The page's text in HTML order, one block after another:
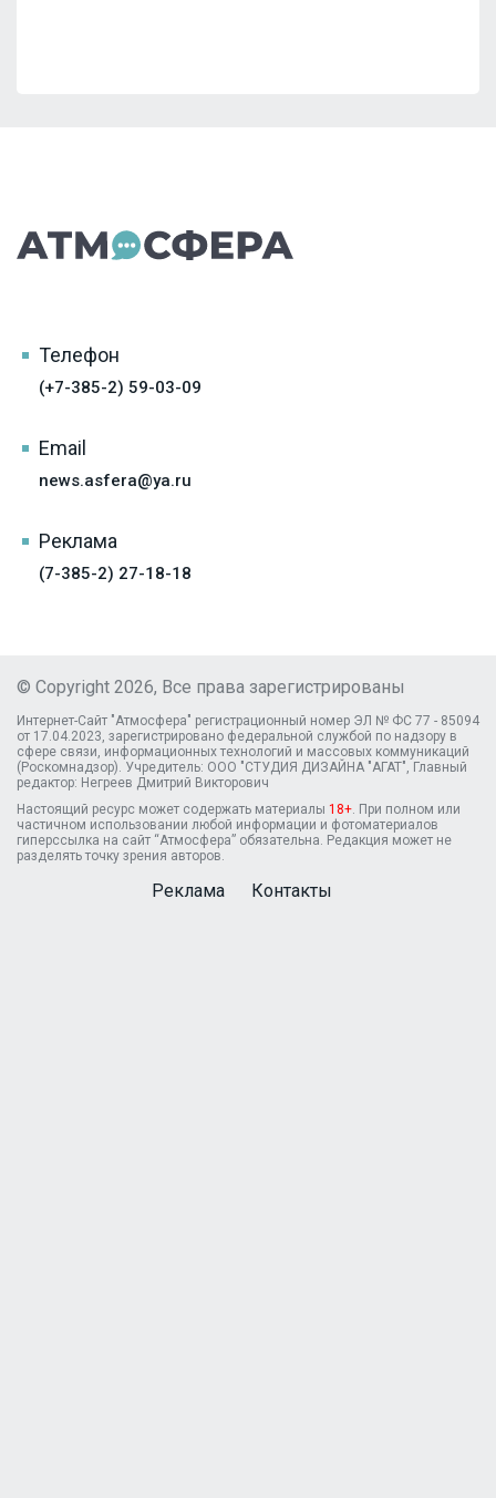
Телефон
(+7-385-2) 59-03-09
Email
news.asfera@ya.ru
Реклама
(7-385-2) 27-18-18
© Copyright 2026, Все права зарегистрированы
Интернет-Сайт "Атмосфера" регистрационный номер ЭЛ № ФС 77 - 85094
от 17.04.2023, зарегистрировано федеральной службой по надзору в
сфере связи, информационных технологий и массовых коммуникаций
(Роскомнадзор). Учредитель: ООО "СТУДИЯ ДИЗАЙНА "АГАТ", Главный
редактор: Негреев Дмитрий Викторович
Настоящий ресурс может содержать материалы 18+. При полном или
частичном использовании любой информации и фотоматериалов
гиперссылка на сайт “Атмосфера” обязательна. Редакция может не
разделять точку зрения авторов.
Реклама Контакты